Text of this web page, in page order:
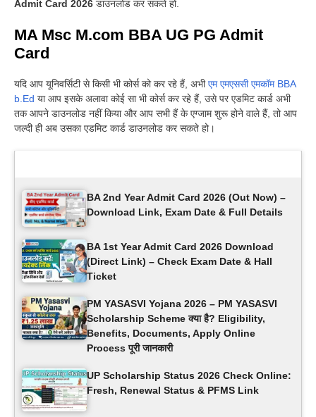
Admit Card 2026 डाउनलोड कर सकते हो.
MA Msc M.com BBA UG PG Admit
Card
यदि आप यूनिवर्सिटी से किसी भी कोर्स को कर रहे हैं, अभीएम एमएससी एमकॉम BBA
b.Ed या आप इसके अलावा कोई सा भी कोर्स कर रहे हैं, उसे पर एडमिट कार्ड अभी
तक आपने डाउनलोड नहीं किया और आप सभी हैं के एग्जाम शुरू होने वाले हैं, तो आप
जल्दी ही अब उसका एडमिट कार्ड डाउनलोड कर सकते हो।
BA 2nd Year Admit Card 2026 (Out Now) –
Download Link, Exam Date & Full Details
BA 1st Year Admit Card 2026 Download
(Direct Link) – Check Exam Date & Hall
Ticket
PM YASASVI Yojana 2026 – PM YASASVI
Scholarship Scheme क्या है? Eligibility,
Benefits, Documents, Apply Online
Process पूरी जानकारी
UP Scholarship Status 2026 Check Online:
Fresh, Renewal Status & PFMS Link